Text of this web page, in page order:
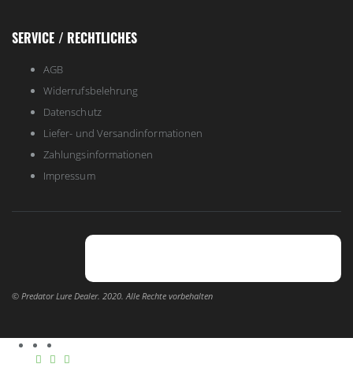
SERVICE / RECHTLICHES
AGB
Widerrufsbelehrung
Datenschutz
Liefer- und Versandinformationen
Zahlungsinformationen
Impressum
© Predator Lure Dealer. 2020. Alle Rechte vorbehalten